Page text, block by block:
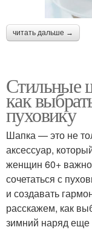
читать дальше →
Стильные
как
пуховику
Шапка — это не
аксессуар,
женщин 60+ важно
сочетаться с
и создавать
расскажем, как
зимний наряд